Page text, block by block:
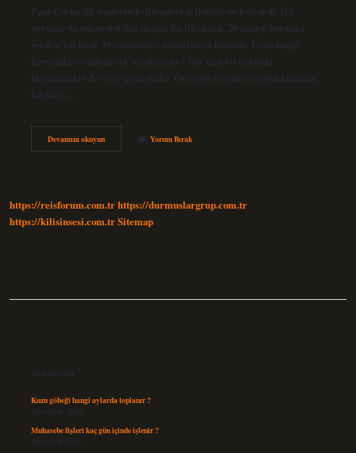
Paul Cornu ilk motorlu helikopteri geliştirdi ve kullandı. İki
pervane ve tek motordan oluşan bu ilk örnek, 20 saniye boyunca
yerden yaklaşık 30 santimetre yükselmeyi başardı. Uçak hangi
hayvandan esinlenerek yapılmıştır? İşte tam bu noktada
biyomimikri devreye girmelidir. Örneğin üretilen uçağın tasarımı
kuşların…
Devamını okuyunHelikopter
Hangi
Yorum Bırak
https://reisforum.com.trhttps://durmuslargrup.com.tr
https://kilisinsesi.com.trSitemap
Son Yazılar
Kuzu göbeği hangi aylarda toplanır ?
Ağustos 8, 2026
Muhasebe fişleri kaç gün içinde işlenir ?
Ağustos 8, 2026